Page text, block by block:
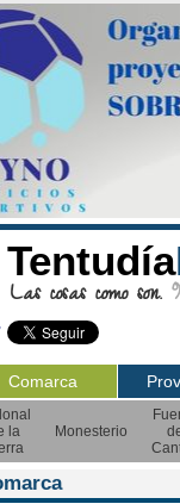
Tentudía
Las cosas como son.
Comarca
la
Monesterio